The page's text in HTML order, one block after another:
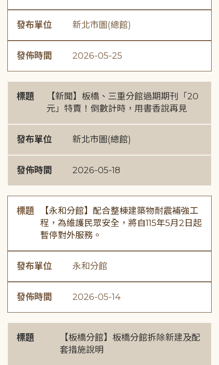
發布單位 新北市圖(總館)
發佈時間 2026-05-25
標題
【新聞】板橋、三重分館過期期刊「20
元」特賣！倒數計時，用書香說再見
發布單位 新北市圖(總館)
發佈時間 2026-05-18
標題
【永和分館】配合整棟建築物耐震補強工
程，為維護民眾安全，將自115年5月2日起
暫停對外服務。
發布單位 永和分館
發佈時間 2026-05-14
標題
【板橋分館】板橋分館拆除新建及配
套措施說明